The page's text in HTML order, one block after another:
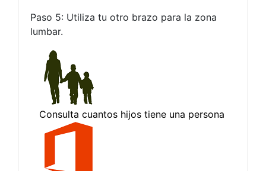
Paso 5: Utiliza tu otro brazo para la zona
lumbar.